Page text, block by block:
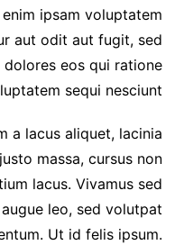
ipsam voluptatem
aut odit aut fugit, sed
eos qui ratione
sequi nesciunt.
a lacus aliquet, lacinia
massa, cursus non
lacus. Vivamus sed
leo, sed volutpat
Ut id felis ipsum.